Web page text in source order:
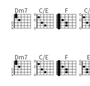
Dm7 C/E F
Dm7 C/E F E